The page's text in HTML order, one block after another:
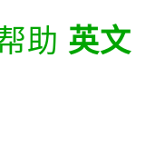
助 英文